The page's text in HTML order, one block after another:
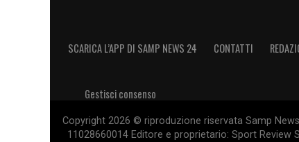
35′ La Goal Line Technology salva
SCARICA L’APP DI SAMP NEWS 24 CONTATTI
Gestisci consenso
Copyright 2026 © riproduzione riservata Samp
11028660014 Editore e proprietario: Sport Review